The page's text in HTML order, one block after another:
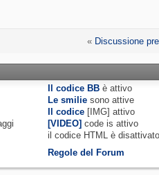
« Discussione
Il codice BB èattivo
Le smilie sono attive
Il codice [IMG]attivo
[VIDEO] code isattivo
il codice HTML è
Regole del Forum